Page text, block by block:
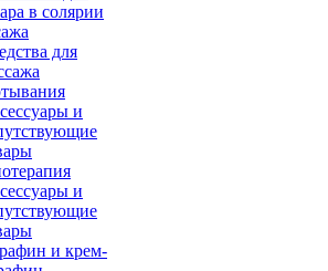
в солярии
для
и
и
и крем-